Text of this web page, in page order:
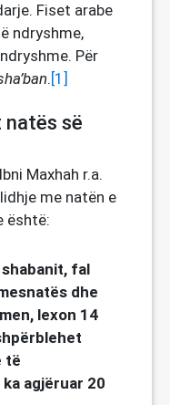
Fiset arabe
ndryshme,
Për
.[1]
natës së
Maxhah r.a.
me natën e
është:
fal
dhe
lexon 14
të
agjëruar 20